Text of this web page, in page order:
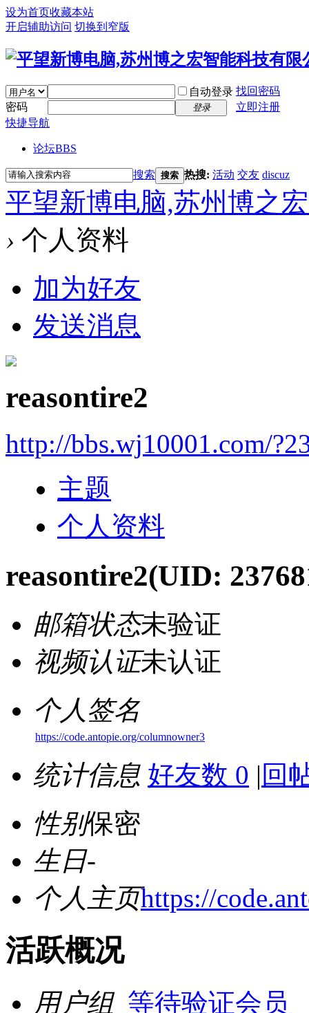
设为首页收藏本站
开启辅助访问 切换到窄版
自动登录 找回密码
密码
登录
立即注册
快捷导航
论坛BBS
搜索 搜索 热搜: 活动 交友 discuz
平望新博电脑,苏州博之
› 个人资料
加为好友
发送消息
reasontire2
http://bbs.wj10001.com/
主题
个人资料
reasontire2(UID:
邮箱状态未验证
视频认证未认证
个人签名
https://code.antopie.org/columnowner3
统计信息 好友数 0 | 回
性别保密
生日-
个人主页https://
活跃概况
用户组 等待验证会员